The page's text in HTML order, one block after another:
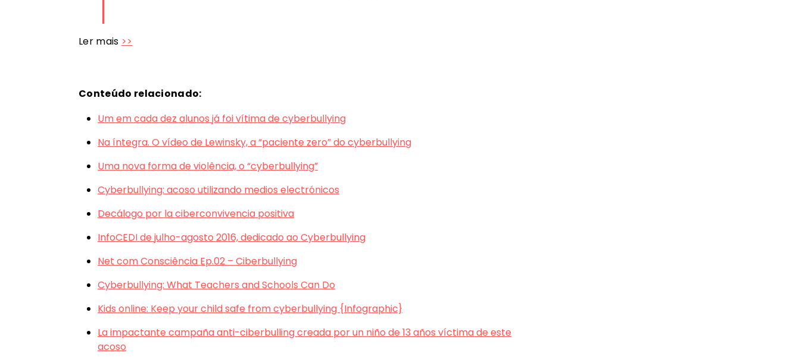
Ler mais >>
Conteúdo relacionado:
Um em cada dez alunos já foi vítima de cyberbullying
Na íntegra. O vídeo de Lewinsky, a “paciente zero” do cyberbullying
Uma nova forma de violência, o “cyberbullying”
Cyberbullying: acoso utilizando medios electrónicos
Decálogo por la ciberconvivencia positiva
InfoCEDI de julho-agosto 2016, dedicado ao Cyberbullying
Net com Consciência Ep.02 – Ciberbullying
Cyberbullying: What Teachers and Schools Can Do
Kids online: Keep your child safe from cyberbullying {Infographic}
La impactante campaña anti-ciberbulling creada por un niño de 13 años víctima de este
acoso